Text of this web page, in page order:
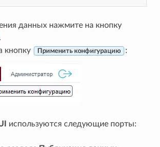
данных нажмите на кнопку
.
кнопку
П рименить конфигурацию :
используются следующие порты: